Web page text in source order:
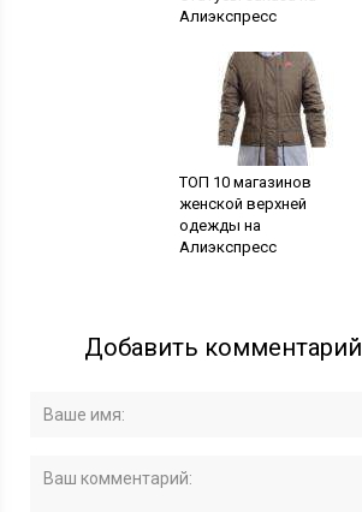
Алиэкспресс
ТОП 10 магазинов
женской верхней
одежды на
Алиэкспресс
Добавить комментарий